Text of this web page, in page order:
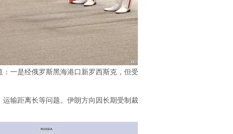
是经俄罗斯黑海港口新罗西斯克，但受俄乌
距离长等问题。伊朗方向因长期受制裁，港